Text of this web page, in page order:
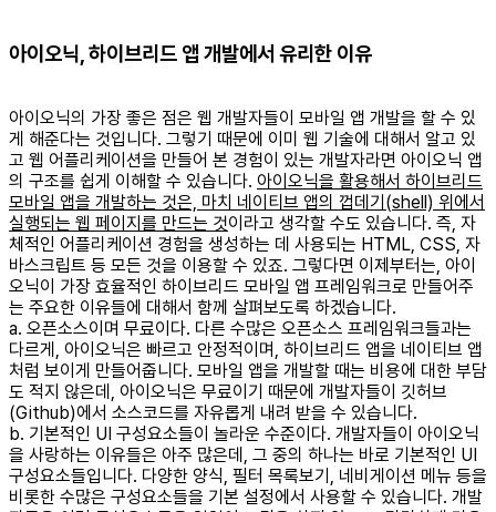
아이오닉, 하이브리드 앱 개발에서 유리한 이유
아이오닉의 가장 좋은 점은 웹 개발자들이 모바일 앱 개발을 할 수 있
게 해준다는 것입니다. 그렇기 때문에 이미 웹 기술에 대해서 알고 있
고 웹 어플리케이션을 만들어 본 경험이 있는 개발자라면 아이오닉 앱
의 구조를 쉽게 이해할 수 있습니다. 아이오닉을 활용해서 하이브리드
모바일 앱을 개발하는 것은, 마치 네이티브 앱의 껍데기(shell) 위에서
실행되는 웹 페이지를 만드는 것이라고 생각할 수도 있습니다. 즉, 자
체적인 어플리케이션 경험을 생성하는 데 사용되는 HTML, CSS, 자
바스크립트 등 모든 것을 이용할 수 있죠. 그렇다면 이제부터는, 아이
오닉이 가장 효율적인 하이브리드 모바일 앱 프레임워크로 만들어주
는 주요한 이유들에 대해서 함께 살펴보도록 하겠습니다.
a. 오픈소스이며 무료이다. 다른 수많은 오픈소스 프레임워크들과는
다르게, 아이오닉은 빠르고 안정적이며, 하이브리드 앱을 네이티브 앱
처럼 보이게 만들어줍니다. 모바일 앱을 개발할 때는 비용에 대한 부담
도 적지 않은데, 아이오닉은 무료이기 때문에 개발자들이 깃허브
(Github)에서 소스코드를 자유롭게 내려 받을 수 있습니다.
b. 기본적인 UI 구성요소들이 놀라운 수준이다. 개발자들이 아이오닉
을 사랑하는 이유들은 아주 많은데, 그 중의 하나는 바로 기본적인 UI
구성요소들입니다. 다양한 양식, 필터 목록보기, 네비게이션 메뉴 등을
비롯한 수많은 구성요소들을 기본 설정에서 사용할 수 있습니다. 개발